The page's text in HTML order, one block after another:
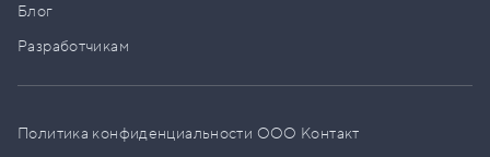
Блог
Разработчикам
Политика конфиденциальности ООО Контакт